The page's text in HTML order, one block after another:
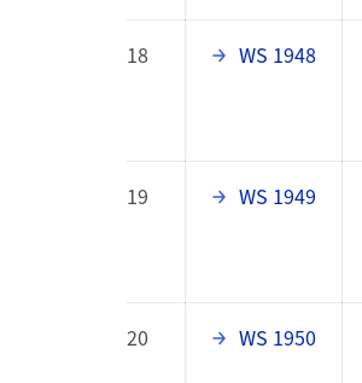
18 WS 1948
19 WS 1949
20 WS 1950